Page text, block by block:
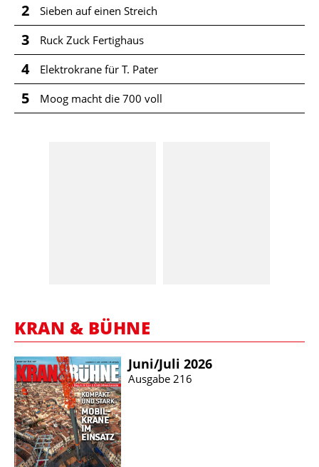
2 Sieben auf einen Streich
3 Ruck Zuck Fertighaus
4 Elektrokrane für T. Pater
5 Moog macht die 700 voll
KRAN & BÜHNE
Juni/​Juli 2026
Ausgabe 216